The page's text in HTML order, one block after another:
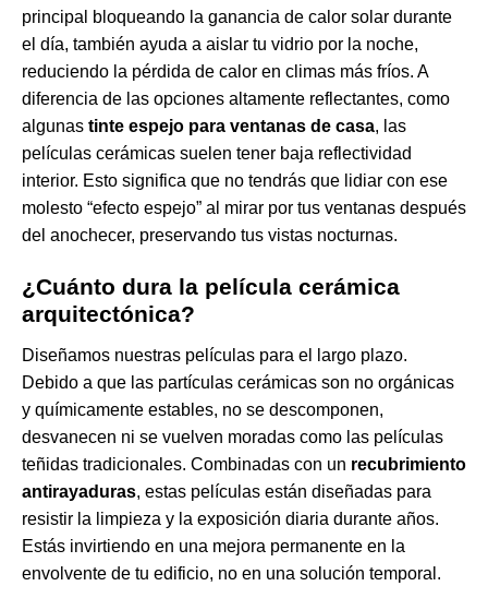
principal bloqueando la ganancia de calor solar durante
el día, también ayuda a aislar tu vidrio por la noche,
reduciendo la pérdida de calor en climas más fríos. A
diferencia de las opciones altamente reflectantes, como
algunas tinte espejo para ventanas de casa, las
películas cerámicas suelen tener baja reflectividad
interior. Esto significa que no tendrás que lidiar con ese
molesto “efecto espejo” al mirar por tus ventanas después
del anochecer, preservando tus vistas nocturnas.
¿Cuánto dura la película cerámica
arquitectónica?
Diseñamos nuestras películas para el largo plazo.
Debido a que las partículas cerámicas son no orgánicas
y químicamente estables, no se descomponen,
desvanecen ni se vuelven moradas como las películas
teñidas tradicionales. Combinadas con un recubrimiento
antirayaduras, estas películas están diseñadas para
resistir la limpieza y la exposición diaria durante años.
Estás invirtiendo en una mejora permanente en la
envolvente de tu edificio, no en una solución temporal.